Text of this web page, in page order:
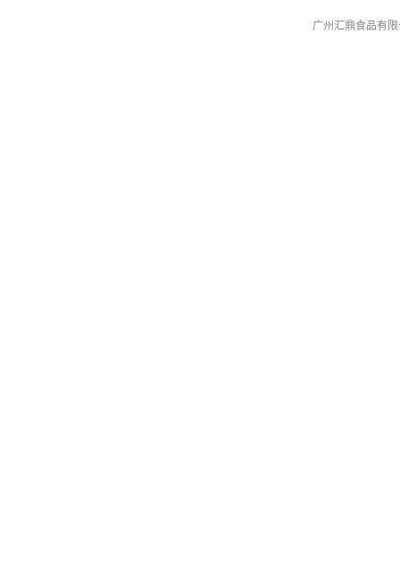
广州汇鼎食品有